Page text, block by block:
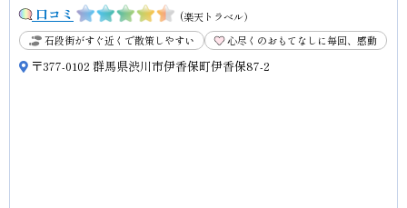
口コミ
(楽天トラベル）
石段街がすぐ近くで散策しやすい
心尽くのおもてなしに毎回、感動
〒377-0102 群馬県渋川市伊香保町伊香保87-2